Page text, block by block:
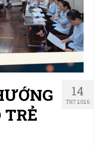
14
TH7 2026
TRẺ